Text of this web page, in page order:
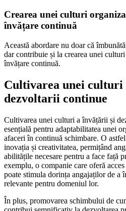
Crearea unei culturi
învățare continuă
Această abordare nu doar că
dar contribuie și la crearea unei
învățare continuă.
Cultivarea unei
dezvoltarii continue
Cultivarea unei culturi a învățării și
esențială pentru adaptabilitatea unei
afaceri în continuă schimbare. O
inovația și creativitatea, permițând
abilitățile necesare pentru a face față
exemplu, o companie care oferă
poate stimula dorința angajaților de a
relevante pentru domeniul lor.
În plus, promovarea schimbului de